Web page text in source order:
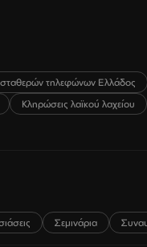
τηλεφώνων Ελλάδος
Κληρώσεις λαϊκού λαχείου
Σεμινάρια